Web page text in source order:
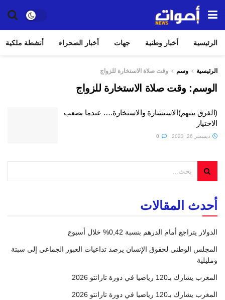
الرئيسية أخبار وطنية جهات أخبار الصحراء أنشطة ملكية
الرئيسية وسم وقت صلاة الاستخارة للزواج
الوسم: وقت صلاة الاستخارة للزواج
(الفرق بينهم)الاستشارة والاستخارة…. عندما يصعب
الاختيار
ديسمبر 26, 2023
أحدث المقالات
الدولار يتراجع أمام الدرهم بنسبة 0,42% خلال أسبوع
المجلس الوطني لحقوق الإنسان يرصد تداعيات العبور الجماعي إلى سبتة
ومليلية
المغرب يشارك بـ120 رياضيا في دورة تارانتو 2026
المغرب يشارك بـ120 رياضيا في دورة تارانتو 2026